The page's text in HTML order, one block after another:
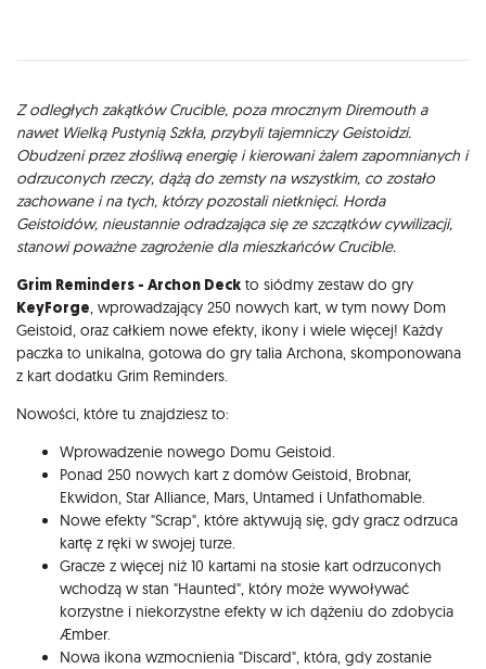
Opis
Z odległych zakątków Crucible, poza mrocznym Diremouth a
nawet Wielką Pustynią Szkła, przybyli tajemniczy Geistoidzi.
Obudzeni przez złośliwą energię i kierowani żalem zapomnianych i
odrzuconych rzeczy, dążą do zemsty na wszystkim, co zostało
zachowane i na tych, którzy pozostali nietknięci. Horda
Geistoidów, nieustannie odradzająca się ze szczątków cywilizacji,
stanowi poważne zagrożenie dla mieszkańców Crucible.
Grim Reminders - Archon Deck to siódmy zestaw do gry
KeyForge, wprowadzający 250 nowych kart, w tym nowy Dom
Geistoid, oraz całkiem nowe efekty, ikony i wiele więcej! Każdy
paczka to unikalna, gotowa do gry talia Archona, skomponowana
z kart dodatku Grim Reminders.
Nowości, które tu znajdziesz to:
Wprowadzenie nowego Domu Geistoid.
Ponad 250 nowych kart z domów Geistoid, Brobnar,
Ekwidon, Star Alliance, Mars, Untamed i Unfathomable.
Nowe efekty "Scrap", które aktywują się, gdy gracz odrzuca
kartę z ręki w swojej turze.
Gracze z więcej niż 10 kartami na stosie kart odrzuconych
wchodzą w stan "Haunted", który może wywoływać
korzystne i niekorzystne efekty w ich dążeniu do zdobycia
Æmber.
Nowa ikona wzmocnienia "Discard", która, gdy zostanie